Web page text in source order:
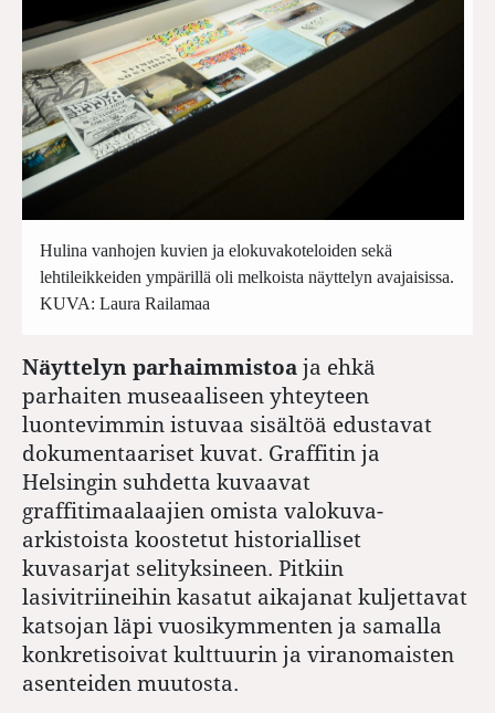
Hulina vanhojen kuvien ja elokuvakoteloiden sekä
lehtileikkeiden ympärillä oli melkoista näyttelyn avajaisissa.
KUVA: Laura Railamaa
Näyttelyn parhaimmistoa ja ehkä
parhaiten museaaliseen yhteyteen
luontevimmin istuvaa sisältöä edustavat
dokumentaariset kuvat. Graffitin ja
Helsingin suhdetta kuvaavat
graffitimaalaajien omista valokuva-
arkistoista koostetut historialliset
kuvasarjat selityksineen. Pitkiin
lasivitriineihin kasatut aikajanat kuljettavat
katsojan läpi vuosikymmenten ja samalla
konkretisoivat kulttuurin ja viranomaisten
asenteiden muutosta.